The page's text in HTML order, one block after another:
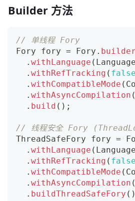
Builder 方法
// 单线程 Fory
Fory fory = Fory . builder
. withLanguage ( Language
. withRefTracking ( false
. withCompatibleMode (
. withAsyncCompilation (
. build ( ) ;
// 线程安全 Fory
ThreadSafeFory fory =
. withLanguage ( Language
. withRefTracking ( false
. withCompatibleMode (
. withAsyncCompilation (
. buildThreadSafeFory ( )